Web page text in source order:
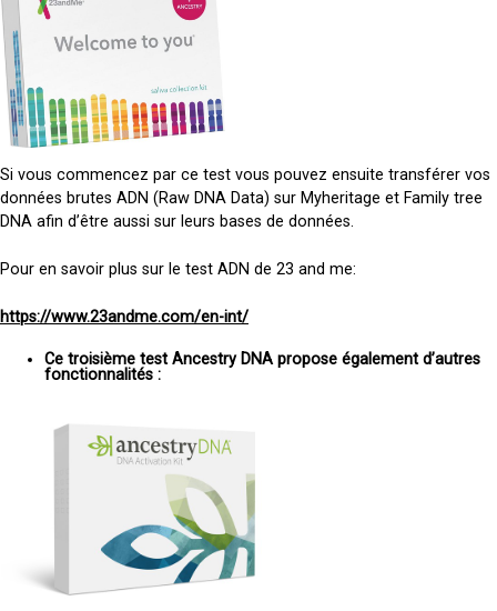
Si vous commencez par ce test vous pouvez ensuite transférer vos
données brutes ADN (Raw DNA Data) sur Myheritage et Family tree
DNA afin d’être aussi sur leurs bases de données.
Pour en savoir plus sur le test ADN de 23 and me:
https://www.23andme.com/en-int/
Ce troisième test Ancestry DNA propose également d’autres
fonctionnalités :